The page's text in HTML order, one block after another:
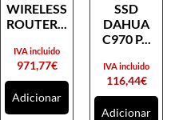
WIRELESS
ROUTER...
971,77€
IVA incluido
Adicionar
SSD
DAHUA
C970 P...
116,44€
IVA incluido
Adicionar